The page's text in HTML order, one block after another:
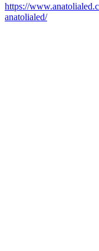
https://
anatolialed/